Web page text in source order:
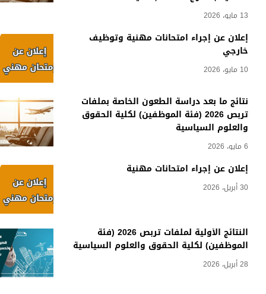
13 مايو، 2026
إعلان عن إجراء امتحانات مهنية وتوظيف
خارجي
10 مايو، 2026
نتائج ما بعد دراسة الطعون الخاصة بملفات
تربص 2026 (فئة الموظفين) لكلية الحقوق
والعلوم السياسية
6 مايو، 2026
إعلان عن إجراء امتحانات مهنية
30 أبريل، 2026
النتائج الأولية لملفات تربص 2026 (فئة
الموظفين) لكلية الحقوق والعلوم السياسية
28 أبريل، 2026